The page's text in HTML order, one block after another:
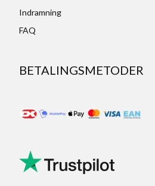
Indramning
FAQ
BETALINGSMETODER